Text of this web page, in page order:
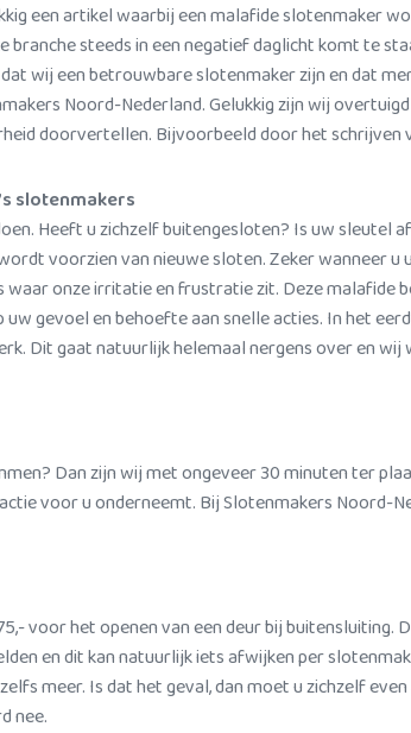
een artikel waarbij een malafide slotenmaker
steeds in een negatief daglicht komt te
wij een betrouwbare slotenmaker zijn en dat
Noord-Nederland. Gelukkig zijn wij
doorvertellen. Bijvoorbeeld door het schrijven
slotenmakers
Heeft u zichzelf buitengesloten? Is uw sleutel
voorzien van nieuwe sloten. Zeker wanneer u
onze irritatie en frustratie zit. Deze malafide
gevoel en behoefte aan snelle acties. In het
Dit gaat natuurlijk helemaal nergens over en wij
Dan zijn wij met ongeveer 30 minuten ter
voor u onderneemt. Bij Slotenmakers Noord-
voor het openen van een deur bij buitensluiting.
en dit kan natuurlijk iets afwijken per
meer. Is dat het geval, dan moet u zichzelf
nee.